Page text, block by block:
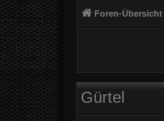
Foren-Übersicht
Gürtel